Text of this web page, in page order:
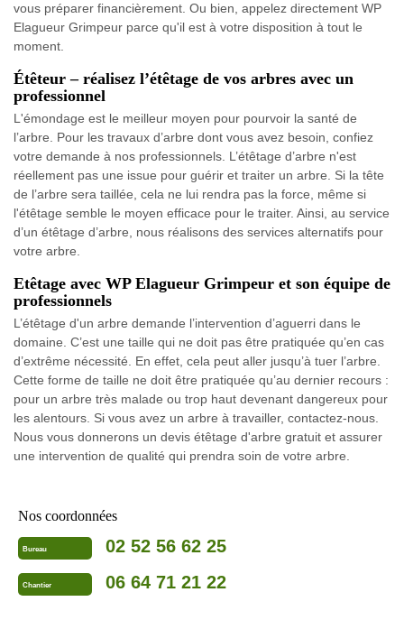
vous préparer financièrement. Ou bien, appelez directement WP
Elagueur Grimpeur parce qu'il est à votre disposition à tout le
moment.
Étêteur – réalisez l’étêtage de vos arbres avec un
professionnel
L'émondage est le meilleur moyen pour pourvoir la santé de
l’arbre. Pour les travaux d’arbre dont vous avez besoin, confiez
votre demande à nos professionnels. L’étêtage d’arbre n'est
réellement pas une issue pour guérir et traiter un arbre. Si la tête
de l’arbre sera taillée, cela ne lui rendra pas la force, même si
l'étêtage semble le moyen efficace pour le traiter. Ainsi, au service
d’un étêtage d’arbre, nous réalisons des services alternatifs pour
votre arbre.
Etêtage avec WP Elagueur Grimpeur et son équipe de
professionnels
L’étêtage d'un arbre demande l’intervention d’aguerri dans le
domaine. C’est une taille qui ne doit pas être pratiquée qu’en cas
d’extrême nécessité. En effet, cela peut aller jusqu’à tuer l’arbre.
Cette forme de taille ne doit être pratiquée qu’au dernier recours :
pour un arbre très malade ou trop haut devenant dangereux pour
les alentours. Si vous avez un arbre à travailler, contactez-nous.
Nous vous donnerons un devis étêtage d'arbre gratuit et assurer
une intervention de qualité qui prendra soin de votre arbre.
Nos coordonnées
Bureau 02 52 56 62 25
Chantier 06 64 71 21 22